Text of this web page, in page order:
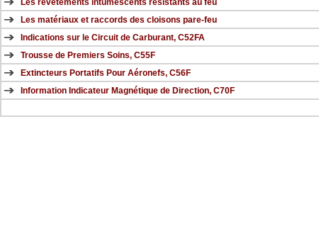
Les revêtements intumescents résistants au feu
Les matériaux et raccords des cloisons pare-feu
Indications sur le Circuit de Carburant, C52FA
Trousse de Premiers Soins, C55F
Extincteurs Portatifs Pour Aéronefs, C56F
Information Indicateur Magnétique de Direction, C70F